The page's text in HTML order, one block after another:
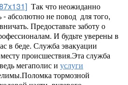
Так что неожиданно
абсолютно не повод для того,
Предоставьте заботу о
И будьте уверены в
в беде. Служба эвакуации
происшествия.Эта служба
мегаполис и услуги
тормозной